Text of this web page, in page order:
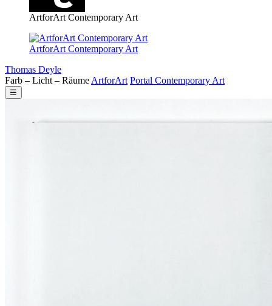
ArtforArt Contemporary Art
ArtforArt Contemporary Art
Thomas Deyle
Farb – Licht – Räume ArtforArt Portal Contemporary Art
☰